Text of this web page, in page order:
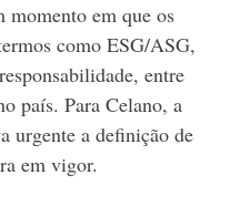
momento em que os
como ESG/ASG,
entre
país. Para Celano, a
urgente a definição de
em vigor.